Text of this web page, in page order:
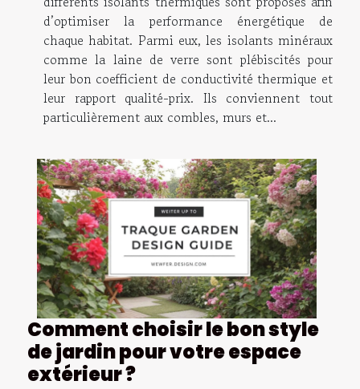
d’optimiser la performance énergétique de
chaque habitat. Parmi eux, les isolants minéraux
comme la laine de verre sont plébiscités pour
leur bon coefficient de conductivité thermique et
leur rapport qualité-prix. Ils conviennent tout
particulièrement aux combles, murs et...
Comment choisir le bon style
de jardin pour votre espace
extérieur ?